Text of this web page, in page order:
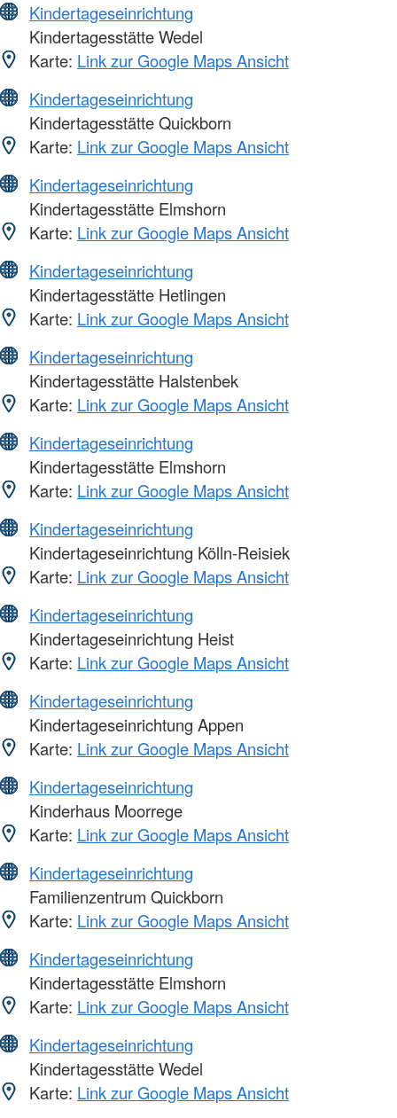
Kindertageseinrichtung
Kindertagesstätte Wedel
Karte: Link zur Google Maps Ansicht
Kindertageseinrichtung
Kindertagesstätte Quickborn
Karte: Link zur Google Maps Ansicht
Kindertageseinrichtung
Kindertagesstätte Elmshorn
Karte: Link zur Google Maps Ansicht
Kindertageseinrichtung
Kindertagesstätte Hetlingen
Karte: Link zur Google Maps Ansicht
Kindertageseinrichtung
Kindertagesstätte Halstenbek
Karte: Link zur Google Maps Ansicht
Kindertageseinrichtung
Kindertagesstätte Elmshorn
Karte: Link zur Google Maps Ansicht
Kindertageseinrichtung
Kindertageseinrichtung Kölln-Reisiek
Karte: Link zur Google Maps Ansicht
Kindertageseinrichtung
Kindertageseinrichtung Heist
Karte: Link zur Google Maps Ansicht
Kindertageseinrichtung
Kindertageseinrichtung Appen
Karte: Link zur Google Maps Ansicht
Kindertageseinrichtung
Kinderhaus Moorrege
Karte: Link zur Google Maps Ansicht
Kindertageseinrichtung
Familienzentrum Quickborn
Karte: Link zur Google Maps Ansicht
Kindertageseinrichtung
Kindertagesstätte Elmshorn
Karte: Link zur Google Maps Ansicht
Kindertageseinrichtung
Kindertagesstätte Wedel
Karte: Link zur Google Maps Ansicht